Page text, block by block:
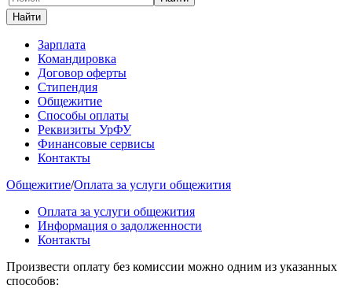
Зарплата
Командировка
Договор оферты
Стипендия
Общежитие
Способы оплаты
Реквизиты УрФУ
Финансовые сервисы
Контакты
Общежитие/Оплата за услуги общежития
Оплата за услуги общежития
Информация о задолженности
Контакты
Произвести оплату без комиссии можно одним из указанных
способов: